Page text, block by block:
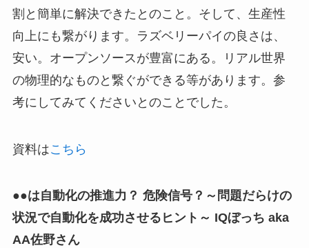
割と簡単に解決できたとのこと。そして、生産性
向上にも繋がります。ラズベリーパイの良さは、
安い。オープンソースが豊富にある。リアル世界
の物理的なものと繋ぐができる等があります。参
考にしてみてくださいとのことでした。
資料はこちら
●●は自動化の推進力？ 危険信号？～問題だらけの
状況で自動化を成功させるヒント～ IQぼっち aka
AA佐野さん